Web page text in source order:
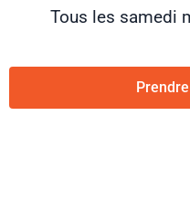
Tous les samedi